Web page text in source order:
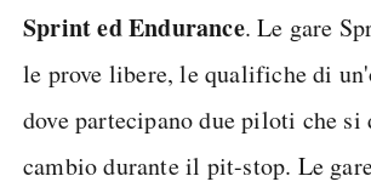
Sprint ed Endurance. Le gare
le prove libere, le qualifiche di
dove partecipano due piloti che si
cambio durante il pit-stop. Le